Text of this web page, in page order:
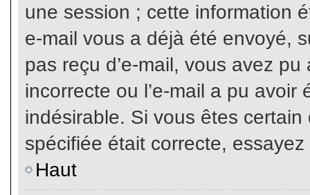
une session ; cette information
e-mail vous a déjà été envoyé,
pas reçu d’e-mail, vous avez
incorrecte ou l’e-mail a pu
indésirable. Si vous êtes
spécifiée était correcte,
Haut